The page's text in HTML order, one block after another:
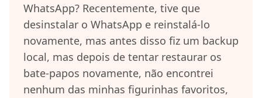
WhatsApp? Recentemente, tive que
desinstalar o WhatsApp e reinstalá-lo
novamente, mas antes disso fiz um backup
local, mas depois de tentar restaurar os
bate-papos novamente, não encontrei
nenhum das minhas figurinhas favoritos,